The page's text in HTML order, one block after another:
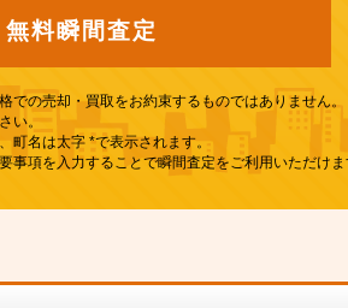
無料瞬間査定
での売却・買取をお約束するものではありません。
い。
町名は太字 *で表示されます。
事項を入力することで瞬間査定をご利用いただけ